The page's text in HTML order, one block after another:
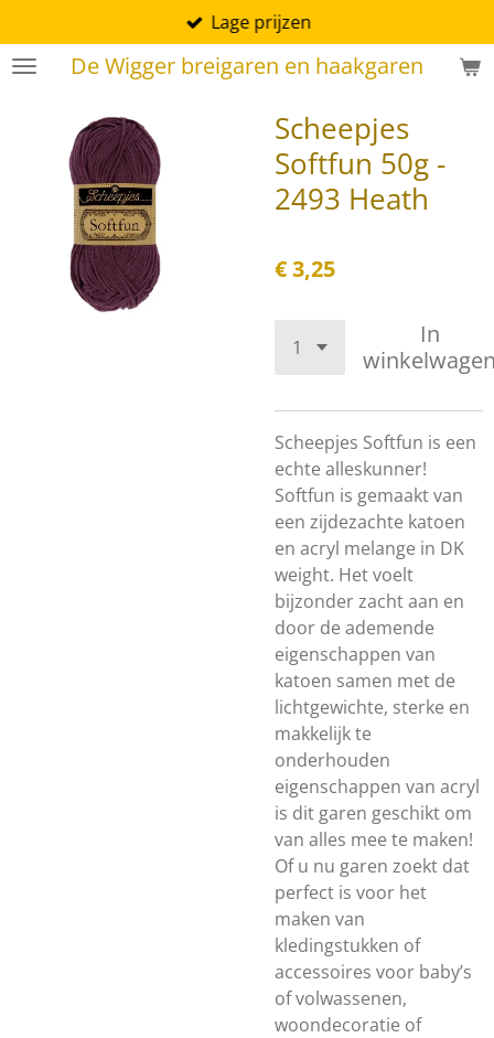
direct
naar
hoofdinhoud
De Wigger breigaren en haakgaren
Lage prijzen
Scheepjes
Softfun 50g -
2493 Heath
€ 3,25
In
Scheepjes Softfun is een
echte alleskunner!
Softfun is gemaakt van
een zijdezachte katoen
en acryl melange in DK
weight. Het voelt
bijzonder zacht aan en
door de ademende
eigenschappen van
katoen samen met de
lichtgewichte, sterke en
makkelijk te
onderhouden
eigenschappen van acryl
is dit garen geschikt om
van alles mee te maken!
Of u nu garen zoekt dat
perfect is voor het
maken van
kledingstukken of
accessoires voor baby’s
of volwassenen,
woondecoratie of